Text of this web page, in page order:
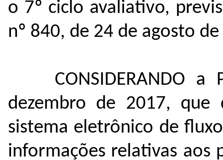
o 7º ciclo avaliativo,
nº 840, de 24 de agosto
CONSIDERANDO
dezembro de 2017, que
sistema eletrônico de
informações relativas aos